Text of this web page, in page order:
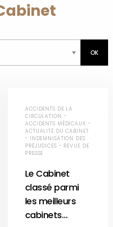
ACCIDENTS DE LA
CIRCULATION -
ACCIDENTS MÉDICAUX -
ACTUALITÉ DU CABINET
- INDEMNISATION DES
PRÉJUDICES - REVUE DE
PRESSE
Le Cabinet
classé parmi
les meilleurs
cabinets…